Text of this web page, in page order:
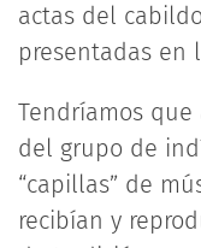
actas del
presentadas en
Tendríamos
del grupo de
“capillas” de
recibían y